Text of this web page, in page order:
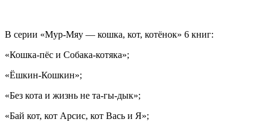
В серии «Мур-Мяу — кошка, кот, котёнок» 6 книг:
«Кошка-пёс и Собака-котяка»;
«Ёшкин-Кошкин»;
«Без кота и жизнь не та-гы-дык»;
«Бай кот, кот Арсис, кот Вась и Я»;